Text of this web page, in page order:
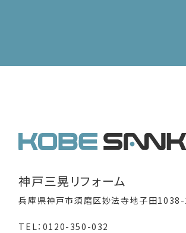
神戸三晃リフォーム
兵庫県神戸市須磨区妙法寺地子田1038-
TEL：0120-350-032